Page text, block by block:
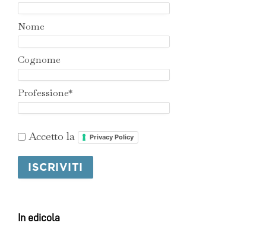
Nome
Cognome
Professione*
Accetto la Privacy Policy
In edicola